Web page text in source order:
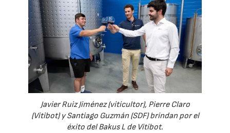
Javier Ruiz Jiménez (viticultor), Pierre Claro
(Vitibot) y Santiago Guzmán (SDF) brindan por el
éxito del Bakus L de Vitibot.